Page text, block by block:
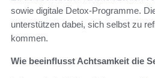
sowie digitale Detox-Programme.
unterstützen dabei, sich selbst zu
kommen.
Wie beeinflusst Achtsamkeit die